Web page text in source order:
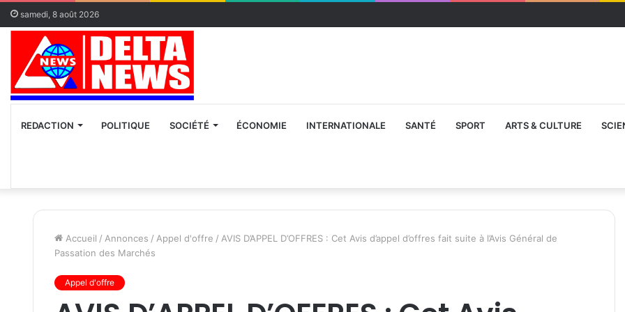
samedi, 8 août 2026
REDACTION POLITIQUE SOCIÉTÉ ÉCONOMIE INTERNATIONALE SANTÉ SPORT ARTS & CULTURE
Accueil / Annonces / Appel d'offre / AVIS D’APPEL D’OFFRES : Cet Avis d’appel d’offres fait suite à l’Avis Général de
Passation des Marchés
Appel d'offre